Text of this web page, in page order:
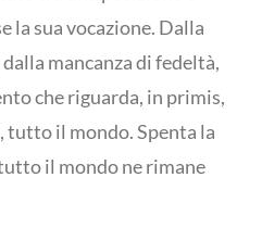
la sua vocazione. Dalla
mancanza di fedeltà,
che riguarda, in primis,
tutto il mondo. Spenta la
il mondo ne rimane